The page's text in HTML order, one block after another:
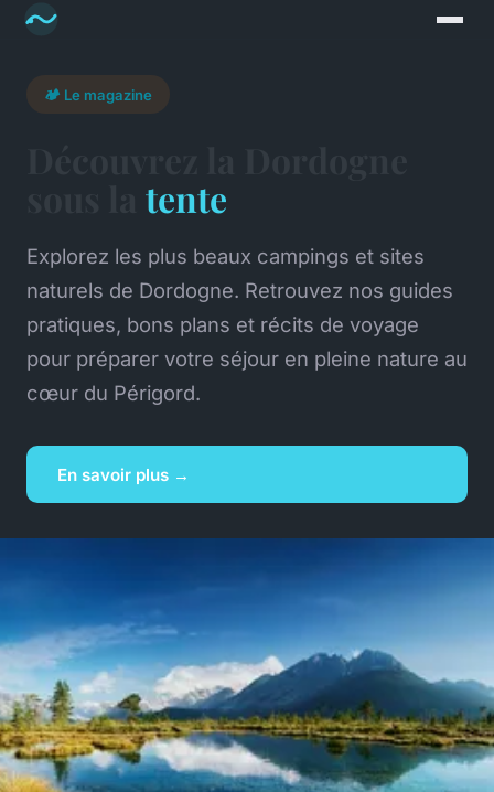
🏕️ Le magazine
tente
Explorez les plus beaux campings et sites
naturels de Dordogne. Retrouvez nos guides
pratiques, bons plans et récits de voyage
pour préparer votre séjour en pleine nature au
cœur du Périgord.
En savoir plus →